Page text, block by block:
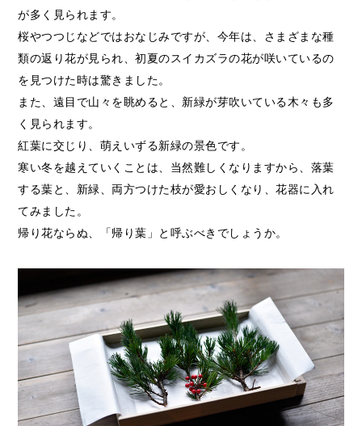
が多く見られます。
桜やつつじなどではおなじみですが、今年は、さまざまな種
類の返り花が見られ、初夏のスイカズラの花が咲いているの
を見つけた時は驚きました。
また、遠目で山々を眺めると、新緑が芽吹いている木々も多
く見られます。
紅葉に交じり、萌えいずる新緑の景色です。
寒い冬を越えていくことは、当然難しくなりますから、落葉
する葉と、新緑、両方つけた枝が愛おしくなり、花器に入れ
てみました。
帰り花ならぬ、「帰り葉」と呼ぶべきでしょうか。